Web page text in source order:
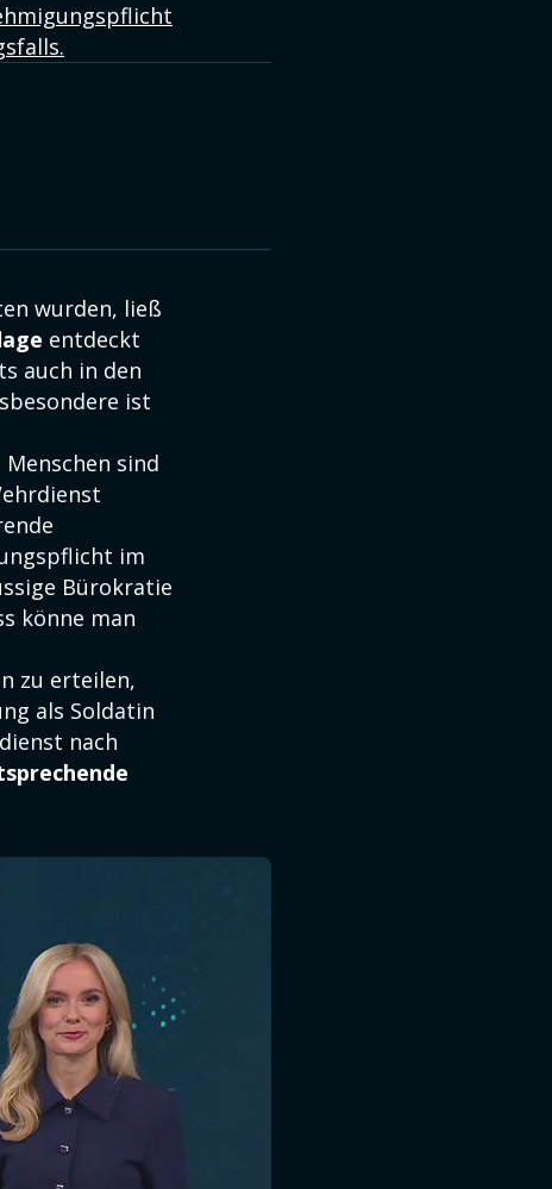
wurden, ließ
entdeckt
auch in den
ist
sind
im
Bürokratie
könne man
zu erteilen,
als Soldatin
nach